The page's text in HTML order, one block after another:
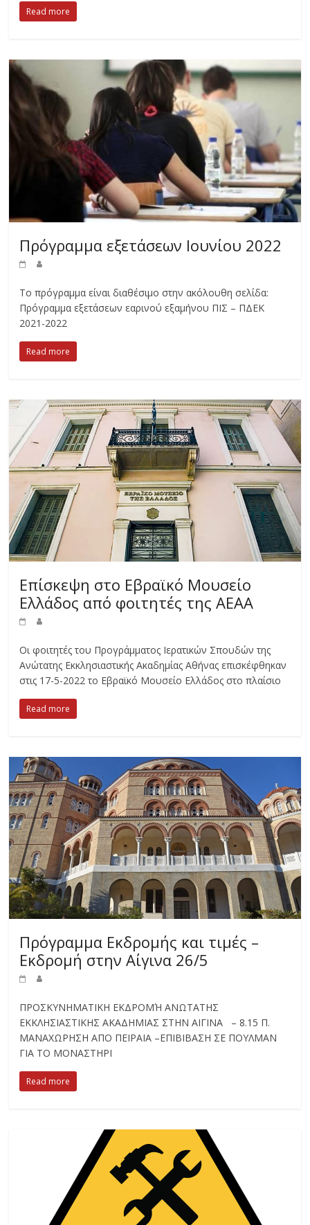
Read more
Πρόγραμμα εξετάσεων Ιουνίου 2022
Το πρόγραμμα είναι διαθέσιμο στην ακόλουθη σελίδα:
Πρόγραμμα εξετάσεων εαρινού εξαμήνου ΠΙΣ – ΠΔΕΚ
2021-2022
Read more
Επίσκεψη στο Εβραϊκό Μουσείο
Ελλάδος από φοιτητές της ΑΕΑΑ
Οι φοιτητές του Προγράμματος Ιερατικών Σπουδών της
Ανώτατης Εκκλησιαστικής Ακαδημίας Αθήνας επισκέφθηκαν
στις 17-5-2022 το Εβραϊκό Μουσείο Ελλάδος στο πλαίσιο
Read more
Πρόγραμμα Εκδρομής και τιμές –
Εκδρομή στην Αίγινα 26/5
ΠΡΟΣΚΥΝΗΜΑΤΙΚΗ ΕΚΔΡΟΜΉ ΑΝΩΤΑΤΗΣ
ΕΚΚΛΗΣΙΑΣΤΙΚΗΣ ΑΚΑΔΗΜΙΑΣ ΣΤΗΝ ΑΙΓΙΝΑ – 8.15 Π.
ΜΑΝΑΧΩΡΗΣΗ ΑΠΟ ΠΕΙΡΑΙΑ –ΕΠΙΒΙΒΑΣΗ ΣΕ ΠΟΥΛΜΑΝ
ΓΙΑ ΤΟ ΜΟΝΑΣΤΗΡΙ
Read more